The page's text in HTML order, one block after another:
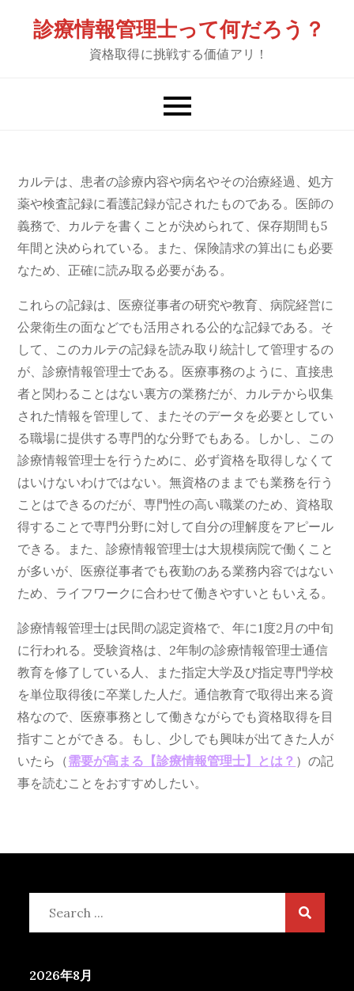
診療情報管理士って何だろう？
資格取得に挑戦する価値アリ！
カルテは、患者の診療内容や病名やその治療経過、処方
薬や検査記録に看護記録が記されたものである。医師の
義務で、カルテを書くことが決められて、保存期間も5
年間と決められている。また、保険請求の算出にも必要
なため、正確に読み取る必要がある。
これらの記録は、医療従事者の研究や教育、病院経営に
公衆衛生の面などでも活用される公的な記録である。そ
して、このカルテの記録を読み取り統計して管理するの
が、診療情報管理士である。医療事務のように、直接患
者と関わることはない裏方の業務だが、カルテから収集
された情報を管理して、またそのデータを必要としてい
る職場に提供する専門的な分野でもある。しかし、この
診療情報管理士を行うために、必ず資格を取得しなくて
はいけないわけではない。無資格のままでも業務を行う
ことはできるのだが、専門性の高い職業のため、資格取
得することで専門分野に対して自分の理解度をアピール
できる。また、診療情報管理士は大規模病院で働くこと
が多いが、医療従事者でも夜勤のある業務内容ではない
ため、ライフワークに合わせて働きやすいともいえる。
診療情報管理士は民間の認定資格で、年に1度2月の中旬
に行われる。受験資格は、2年制の診療情報管理士通信
教育を修了している人、また指定大学及び指定専門学校
を単位取得後に卒業した人だ。通信教育で取得出来る資
格なので、医療事務として働きながらでも資格取得を目
指すことができる。もし、少しでも興味が出てきた人が
いたら（需要が高まる【診療情報管理士】とは？ ）の記
事を読むことをおすすめしたい。
2026年8月